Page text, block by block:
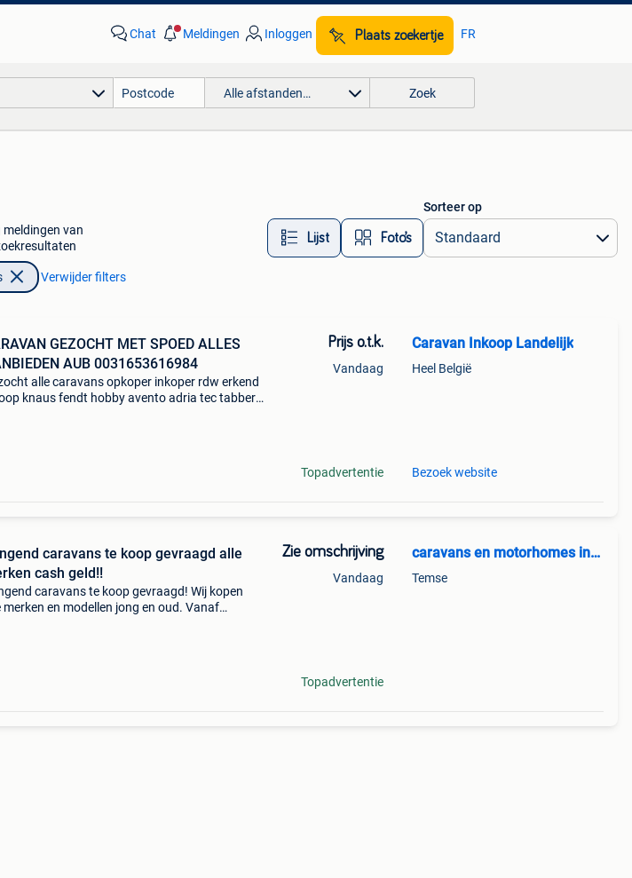
Chat Meldingen Inloggen Plaats zoekertje FR
Alle afstanden… Zoek
van
Lijst Foto’s
Sorteer op
Verwijder filters
GEZOCHT MET SPOED ALLES
AUB 0031653616984
alle caravans opkoper inkoper rdw erkend
knaus fendt hobby avento adria tec tabbert
Prijs o.t.k.
Vandaag
Topadvertentie
Caravan Inkoop Landelijk
Heel België
Bezoek website
caravans te koop gevraagd alle
cash geld!!
caravans te koop gevraagd! Wij kopen
merken en modellen jong en oud. Vanaf
Zie omschrijving
Vandaag
Topadvertentie
caravans en motorhomes inkoop
Temse